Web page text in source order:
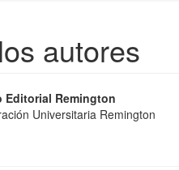
autores
Editorial Remington
Universitaria Remington